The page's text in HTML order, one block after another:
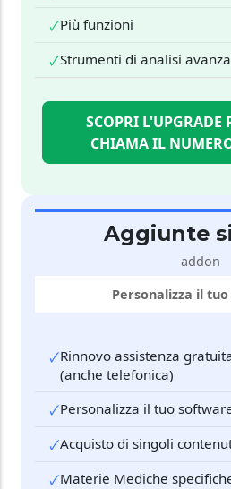
🗸Più funzioni
🗸Strumenti di analisi
SCOPRI L'UPGRADE
CHIAMA IL
Aggiunte
addon
Personalizza il
🗸Rinnovo assistenza
(anche telefonica)
🗸Personalizza il tuo
🗸Acquisto di singoli
🗸Materie Mediche